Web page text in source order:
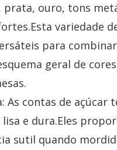
prata, ouro, tons
variedade
para
geral de
As contas de açúcar
e dura.Eles
sutil quando